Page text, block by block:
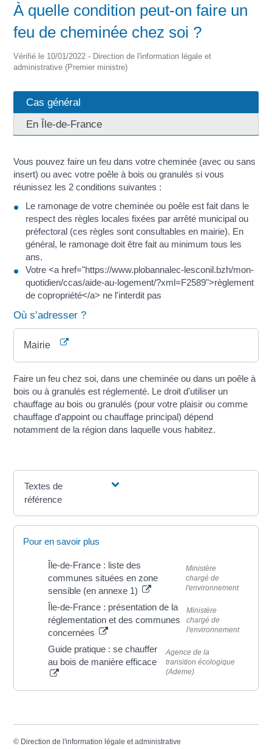
À quelle condition peut-on faire un
feu de cheminée chez soi ?
Vérifié le 10/01/2022 - Direction de l'information légale et
administrative (Premier ministre)
Cas général
En Île-de-France
Vous pouvez faire un feu dans votre cheminée (avec ou sans
insert) ou avec votre poêle à bois ou granulés si vous
réunissez les 2 conditions suivantes :
Le ramonage de votre cheminée ou poêle est fait dans le
respect des règles locales fixées par arrêté municipal ou
préfectoral (ces règles sont consultables en mairie). En
général, le ramonage doit être fait au minimum tous les
ans.
Votre <a href="https://www.plobannalec-lesconil.bzh/mon-
quotidien/ccas/aide-au-logement/?xml=F2589">règlement
de copropriété</a> ne l'interdit pas
Où s’adresser ?
Mairie
Faire un feu chez soi, dans une cheminée ou dans un poêle à
bois ou à granulés est réglementé. Le droit d'utiliser un
chauffage au bois ou granulés (pour votre plaisir ou comme
chauffage d'appoint ou chauffage principal) dépend
notamment de la région dans laquelle vous habitez.
Textes de
référence
Pour en savoir plus
Île-de-France : liste des
communes situées en zone
sensible (en annexe 1)
Ministère
chargé de
l'environnement
Île-de-France : présentation de la
réglementation et des communes
concernées
Ministère
chargé de
l'environnement
Guide pratique : se chauffer
au bois de manière efficace
Agence de la
transition écologique
(Ademe)
© Direction de l'information légale et administrative